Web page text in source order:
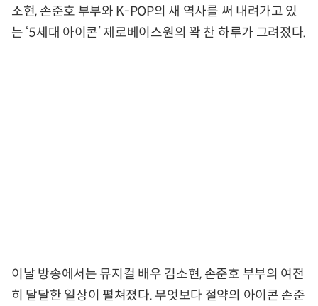
소현, 손준호 부부와 K-POP의 새 역사를 써 내려가고 있
는 ‘5세대 아이콘’ 제로베이스원의 꽉 찬 하루가 그려졌다.
이날 방송에서는 뮤지컬 배우 김소현, 손준호 부부의 여전
히 달달한 일상이 펼쳐졌다. 무엇보다 절약의 아이콘 손준